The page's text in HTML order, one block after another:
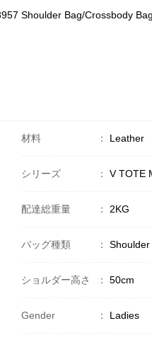
Shoulder Bag/Crossbody
材料 ： Leather
シリーズ ： V TOTE
配達総重量 ： 2KG
バッグ種類 ：
ショルダー高さ ： 50cm
Gender ： Ladies